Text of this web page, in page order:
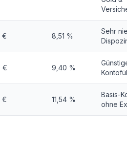
€ 8,51 %
Sehr
€ 9,40 %
€ 11,54 %
Basis-
ohne